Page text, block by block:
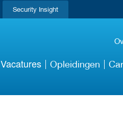
Security Insight
Vacatures Opleidingen